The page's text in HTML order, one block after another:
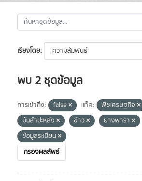
เรียงโดย
พบ 2 ชุดข้อมูล
การเข้าถึง: false แท็ค:
พืชเศรษฐกิจ
มันสำปะหลัง
ข้าว ยางพารา
ข้อมูลระเบียน
กรองผลลัพธ์